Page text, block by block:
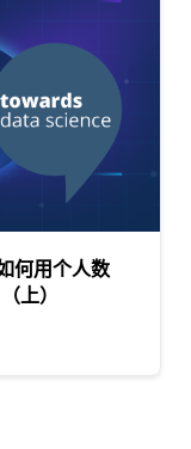
何用个人数
上）